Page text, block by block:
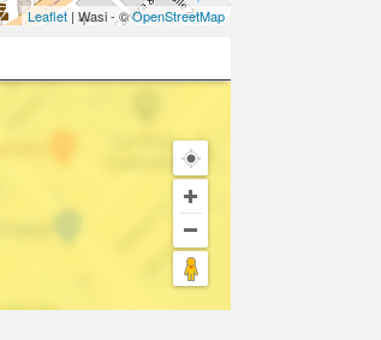
Leaflet| Wasi - ©OpenStreetMap